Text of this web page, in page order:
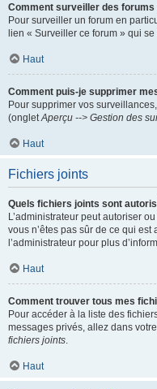
Comment surveiller des forums
Pour surveiller un forum en
lien « Surveiller ce forum » qui
Haut
Comment puis-je supprimer
Pour supprimer vos
(ongletAperçu --> Gestion des
Haut
Fichiers joints
Quels fichiers joints sont
L’administrateur peut autoriser
vous n’êtes pas sûr de ce qui
l’administrateur pour plus
Haut
Comment trouver tous mes
Pour accéder à la liste des
messages privés, allez dans
fichiers joints.
Haut